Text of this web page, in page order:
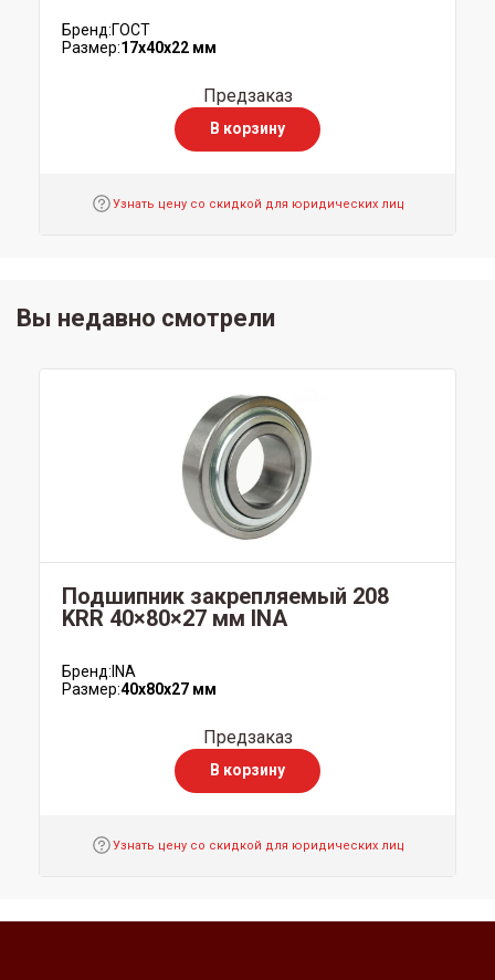
Бренд:ГОСТ
Размер:17x40x22 мм
Предзаказ
В корзину
Узнать цену со скидкой для юридических лиц
Вы недавно смотрели
Подшипник закрепляемый 208
KRR 40×80×27 мм INA
Бренд: INA
Размер:40x80x27 мм
Предзаказ
В корзину
Узнать цену со скидкой для юридических лиц